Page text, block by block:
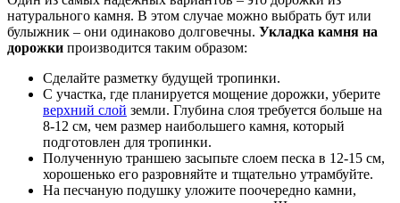
натурального камня. В этом случае можно выбрать бут или
булыжник – они одинаково долговечны. Укладка камня на
дорожки производится таким образом:
Сделайте разметку будущей тропинки.
С участка, где планируется мощение дорожки, уберите
верхний слой земли. Глубина слоя требуется больше на
8-12 см, чем размер наибольшего камня, который
подготовлен для тропинки.
Полученную траншею засыпьте слоем песка в 12-15 см,
хорошенько его разровняйте и тщательно утрамбуйте.
На песчаную подушку уложите поочередно камни,